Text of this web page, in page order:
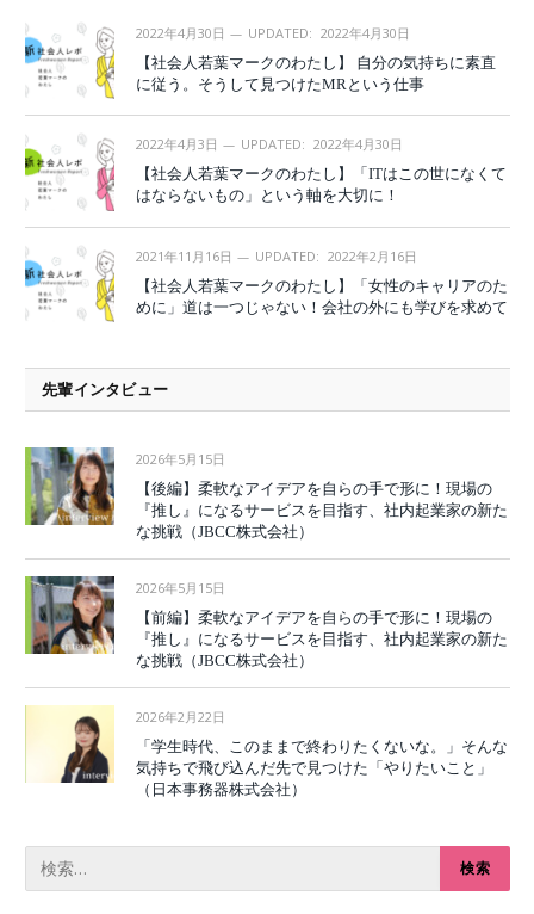
2022年4月30日 UPDATED: 2022年4月30日
【社会人若葉マークのわたし】 自分の気持ちに素直
に従う。そうして見つけたMRという仕事
2022年4月3日 UPDATED: 2022年4月30日
【社会人若葉マークのわたし】「ITはこの世になくて
はならないもの」という軸を大切に！
2021年11月16日 UPDATED: 2022年2月16日
【社会人若葉マークのわたし】「女性のキャリアのた
めに」道は一つじゃない！会社の外にも学びを求めて
先輩インタビュー
2026年5月15日
【後編】柔軟なアイデアを自らの手で形に！現場の
『推し』になるサービスを目指す、社内起業家の新た
な挑戦（JBCC株式会社）
2026年5月15日
【前編】柔軟なアイデアを自らの手で形に！現場の
『推し』になるサービスを目指す、社内起業家の新た
な挑戦（JBCC株式会社）
2026年2月22日
「学生時代、このままで終わりたくないな。」そんな
気持ちで飛び込んだ先で見つけた「やりたいこと」
（日本事務器株式会社）